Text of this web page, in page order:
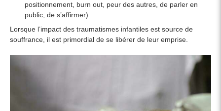
positionnement, burn out, peur des autres, de parler en
public, de s’affirmer)
Lorsque l’impact des traumatismes infantiles est source de
souffrance, il est primordial de se libérer de leur emprise.